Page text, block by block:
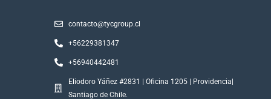
contacto@tycgroup.cl
+56229381347
+56940442481
Eliodoro Yáñez #2831 | Oficina 1205 | Providencia|
Santiago de Chile.